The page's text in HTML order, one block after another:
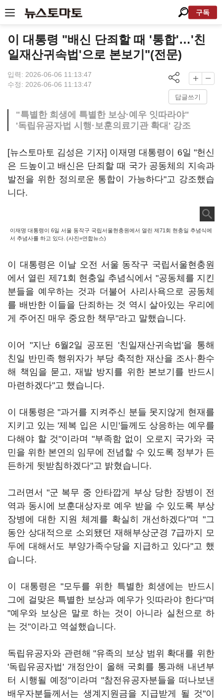
구독
이 대통령 "배신 단죄할 때 '통합'…'친
일재산귀속법'으로 본보기"(전문)
입력: 2026-06-06 11:13:47
수정: 2026-06-06 11:13:47
답글쓰기
"특별한 희생에 특별한 보상·예우 잇따라야"
'독립유공자법 시행·보훈의료기관 확대' 강조
[뉴스토마토 김성은 기자] 이재명 대통령이 6일 "헌신
은 드높이고 배신은 단죄할 때 국가 공동체의 지속과
발전을 위한 정의로운 통합이 가능하다"고 강조했습
니다.
이재명 대통령이 6일 서울 동작구 국립서울현충원에서 열린 제71회 현충일 추념식에
서 추념사를 하고 있다. (사진=연합뉴스)
이 대통령은 이날 오전 서울 동작구 국립서울현충원
에서 열린 제71회 현충일 추념식에서 "공동체를 지킨
분들을 예우하는 것과 더불어 사리사욕으로 공동체
를 배반한 이들을 단죄하는 것 역시 살아있는 우리에
게 주어진 매우 중요한 책무"라고 말했습니다.
이어 "지난 6월2일 공포된 '친일재산귀속법'을 통해
친일 반민족 행위자가 부당 축적한 재산을 조사·환수
해 책임을 묻고, 재발 방지를 위한 본보기를 반드시
마련하겠다"고 했습니다.
이 대통령은 "과거를 지켜주신 분들 못지않게 현재를
지키고 있는 '제복 입은 시민'들께도 상응하는 예우를
다해야 할 것"이라며 "부족함 없이 오로지 국가와 국
민을 위한 본연의 임무에 전념할 수 있도록 정부가 든
든하게 뒷받침하겠다"고 밝혔습니다.
그러면서 "군 복무 중 안타깝게 부상 당한 장병이 전
역과 동시에 보훈대상자로 예우 받을 수 있도록 부상
장병에 대한 지원 체계를 확실히 개선하겠다"며 "그
동안 상대적으로 소외됐던 재해부상군경 7급까지 모
두에 대해서도 부양가족수당을 지급하고 있다"고 했
습니다.
이 대통령은 "모두를 위한 특별한 희생에는 반드시
그에 걸맞은 특별한 보상과 예우가 잇따라야 한다"며
"예우와 보상은 말로 하는 것이 아니라 실천으로 하
는 것"이라고 역설했습니다.
독립유공자와 관련해 "유족의 보상 범위 확대를 위한
'독립유공자법' 개정안이 올해 국회를 통과해 내년부
터 시행될 예정"이라며 "참전유공자분들을 떠나보낸
배우자분들께서는 생계지원금을 지급받게 될 것"이